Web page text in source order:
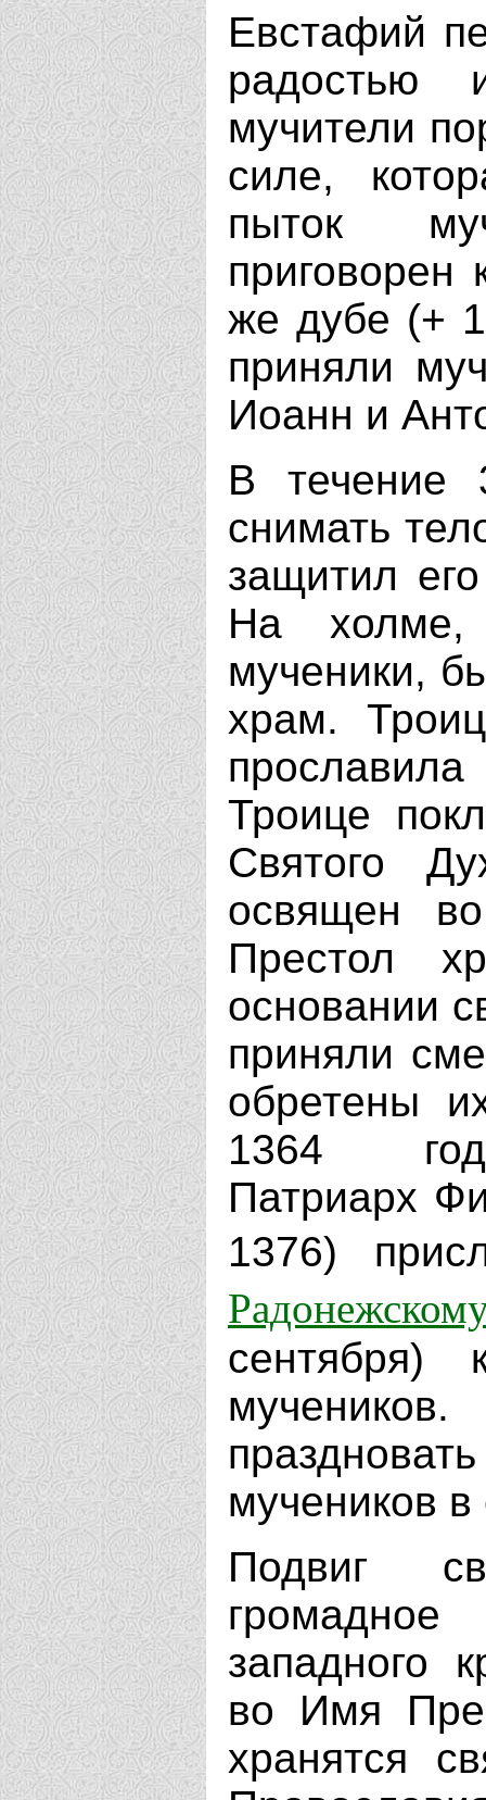
Евстафий
радостью
мучители
силе,
пыток
же дубе (+
приняли
Иоанн и
В течение
снимать
защитил
На холме,
мученики,
храм.
Троице
Святого
освящен
Престол
основании
приняли
обретены
1364
Патриарх
1376)
мучеников
Подвиг
западного
во Имя
хранятся